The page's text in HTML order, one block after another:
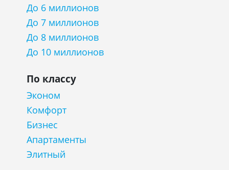
До 6 миллионов
До 7 миллионов
До 8 миллионов
До 10 миллионов
По классу
Эконом
Комфорт
Бизнес
Апартаменты
Элитный